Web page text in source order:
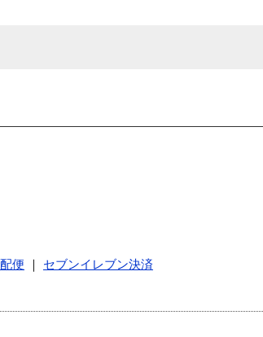
便
セブンイレブン決済